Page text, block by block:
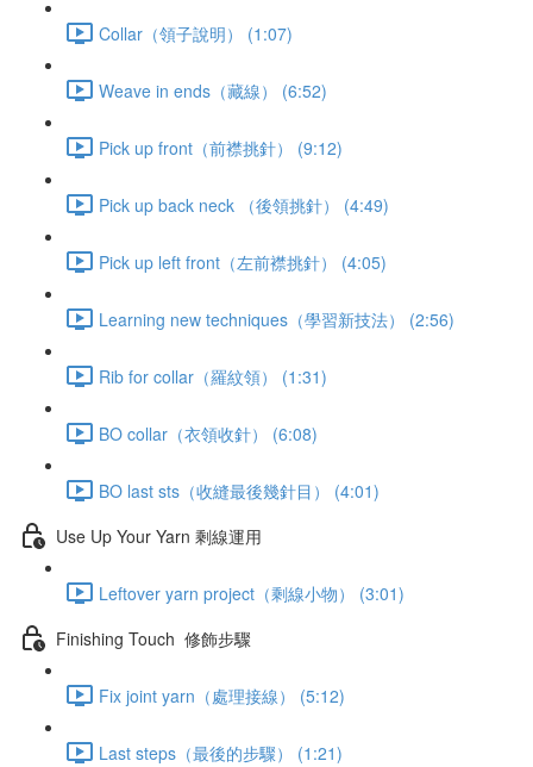
Collar（領子說明） (1:07)
Weave in ends（藏線） (6:52)
Pick up front（前襟挑針） (9:12)
Pick up back neck （後領挑針） (4:49)
Pick up left front（左前襟挑針） (4:05)
Learning new techniques（學習新技法） (2:56)
Rib for collar（羅紋領） (1:31)
BO collar（衣領收針） (6:08)
BO last sts（收縫最後幾針目） (4:01)
Use Up Your Yarn 剩線運用
Leftover yarn project（剩線小物） (3:01)
Finishing Touch 修飾步驟
Fix joint yarn（處理接線） (5:12)
Last steps（最後的步驟） (1:21)